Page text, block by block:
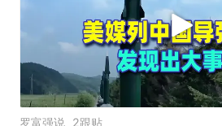
罗富强说 2跟贴